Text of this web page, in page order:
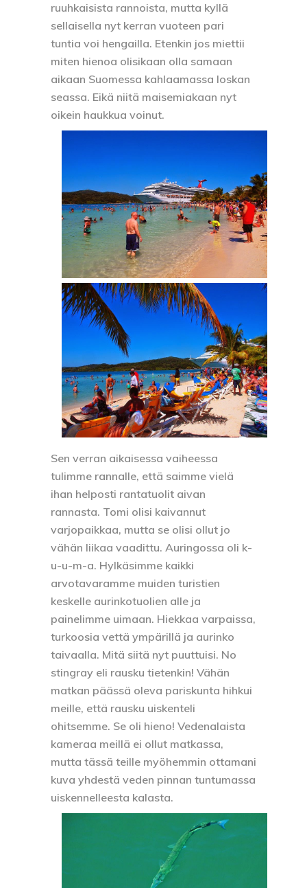
ruuhkaisista rannoista, mutta kyllä
sellaisella nyt kerran vuoteen pari
tuntia voi hengailla. Etenkin jos miettii
miten hienoa olisikaan olla samaan
aikaan Suomessa kahlaamassa loskan
seassa. Eikä niitä maisemiakaan nyt
oikein haukkua voinut.
Sen verran aikaisessa vaiheessa
tulimme rannalle, että saimme vielä
ihan helposti rantatuolit aivan
rannasta. Tomi olisi kaivannut
varjopaikkaa, mutta se olisi ollut jo
vähän liikaa vaadittu. Auringossa oli k-
u-u-m-a. Hylkäsimme kaikki
arvotavaramme muiden turistien
keskelle aurinkotuolien alle ja
painelimme uimaan. Hiekkaa varpaissa,
turkoosia vettä ympärillä ja aurinko
taivaalla. Mitä siitä nyt puuttuisi. No
stingray eli rausku tietenkin! Vähän
matkan päässä oleva pariskunta hihkui
meille, että rausku uiskenteli
ohitsemme. Se oli hieno! Vedenalaista
kameraa meillä ei ollut matkassa,
mutta tässä teille myöhemmin ottamani
kuva yhdestä veden pinnan tuntumassa
uiskennelleesta kalasta.